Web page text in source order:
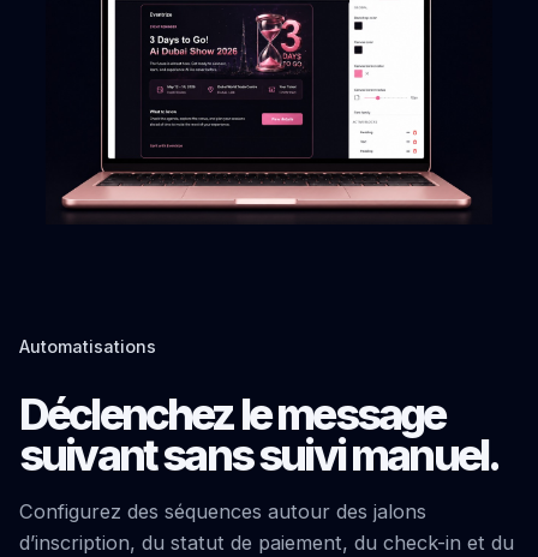
Automatisations
Déclenchez le message
suivant sans suivi manuel.
Configurez des séquences autour des jalons
d’inscription, du statut de paiement, du check-in et du